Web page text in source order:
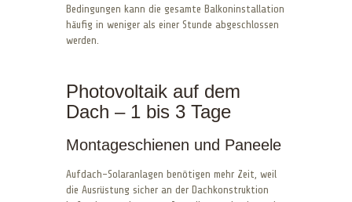
Bedingungen kann die gesamte Balkoninstallation
häufig in weniger als einer Stunde abgeschlossen
werden.
Photovoltaik auf dem
Dach – 1 bis 3 Tage
Montageschienen und Paneele
Aufdach-Solaranlagen benötigen mehr Zeit, weil
die Ausrüstung sicher an der Dachkonstruktion